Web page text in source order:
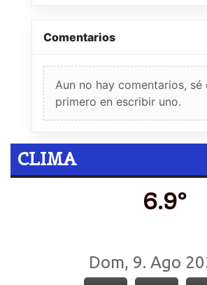
Comentarios
Aun no hay comentarios, sé
primero en escribir uno.
CLIMA
6.9º